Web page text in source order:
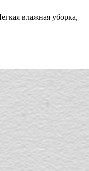
влажная уборка,